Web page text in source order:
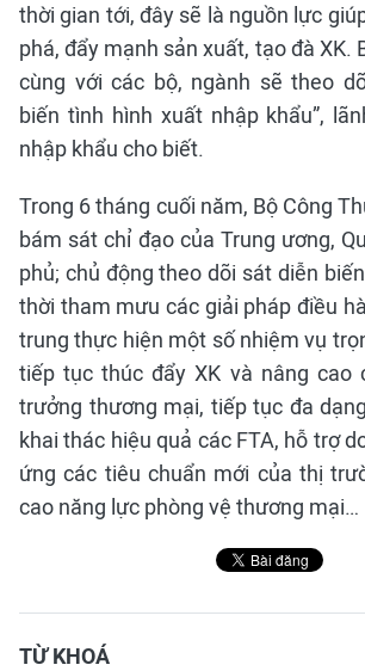
thời gian tới, đây sẽ là nguồn lực
phá, đẩy mạnh sản xuất, tạo đà XK.
cùng với các bộ, ngành sẽ theo
biến tình hình xuất nhập khẩu”,
nhập khẩu cho biết.
Trong 6 tháng cuối năm, Bộ Công
bám sát chỉ đạo của Trung ương,
phủ; chủ động theo dõi sát diễn
thời tham mưu các giải pháp điều
trung thực hiện một số nhiệm vụ
tiếp tục thúc đẩy XK và nâng cao
trưởng thương mại, tiếp tục đa
khai thác hiệu quả các FTA, hỗ trợ
ứng các tiêu chuẩn mới của thị
cao năng lực phòng vệ thương mại…
TỪ KHOÁ